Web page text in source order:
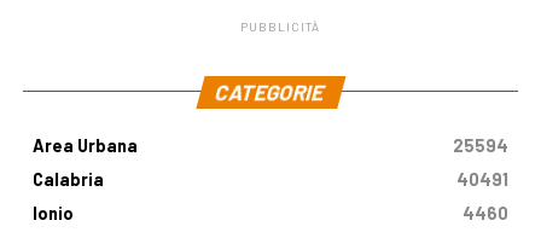
PUBBLICITÀ
CATEGORIE
Area Urbana
25594
Calabria
40491
Ionio
4460